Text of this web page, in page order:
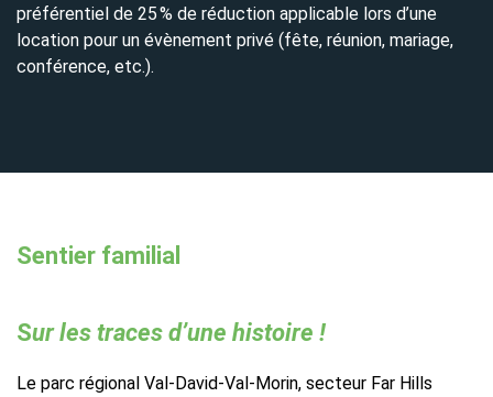
préférentiel de 25 % de réduction applicable lors d’une
location pour un évènement privé (fête, réunion, mariage,
conférence, etc.).
Sentier familial
Sur les traces d’une histoire !
Le parc régional Val-David-Val-Morin, secteur Far Hills